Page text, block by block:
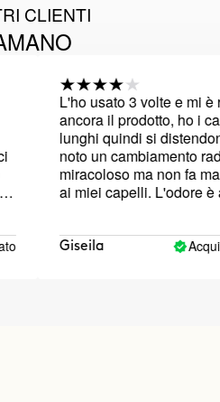
CLIENTI
L'ho usato 3 volte e mi è
ancora il prodotto, ho i
lunghi quindi si distendono
noto un cambiamento
miracoloso ma non fa male
ai miei capelli. L'odore è
Giseila